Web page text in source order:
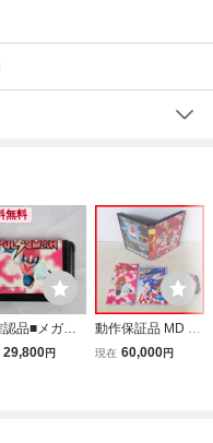
無料
認品■メガド
ブ パルスマ
29,800円
動作保証品 MD メ
ガドライブ PULS
現在 60,000円